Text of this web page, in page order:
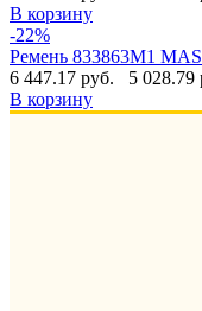
В корзину
-22%
Ремень 833863M1
6 447.17 руб.
5 028.79
В корзину